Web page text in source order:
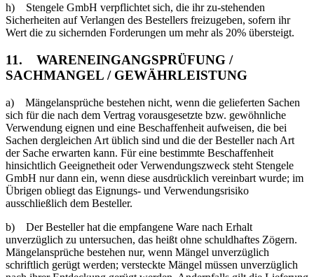
h) Stengele GmbH verpflichtet sich, die ihr zu-stehenden
Sicherheiten auf Verlangen des Bestellers freizugeben, sofern ihr
Wert die zu sichernden Forderungen um mehr als 20% übersteigt.
11. WARENEINGANGSPRÜFUNG /
SACHMANGEL / GEWÄHRLEISTUNG
a) Mängelansprüche bestehen nicht, wenn die gelieferten Sachen
sich für die nach dem Vertrag vorausgesetzte bzw. gewöhnliche
Verwendung eignen und eine Beschaffenheit aufweisen, die bei
Sachen dergleichen Art üblich sind und die der Besteller nach Art
der Sache erwarten kann. Für eine bestimmte Beschaffenheit
hinsichtlich Geeignetheit oder Verwendungszweck steht Stengele
GmbH nur dann ein, wenn diese ausdrücklich vereinbart wurde; im
Übrigen obliegt das Eignungs- und Verwendungsrisiko
ausschließlich dem Besteller.
b) Der Besteller hat die empfangene Ware nach Erhalt
unverzüglich zu untersuchen, das heißt ohne schuldhaftes Zögern.
Mängelansprüche bestehen nur, wenn Mängel unverzüglich
schriftlich gerügt werden; versteckte Mängel müssen unverzüglich